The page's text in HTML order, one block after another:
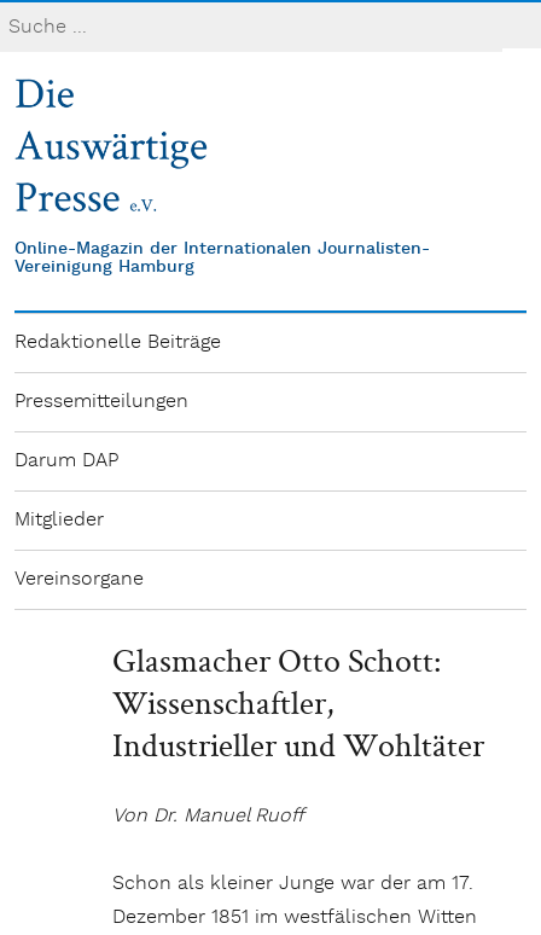
Online-Magazin der Internationalen Journalisten-
Vereinigung Hamburg
Redaktionelle Beiträge
Pressemitteilungen
Darum DAP
Mitglieder
Vereinsorgane
Glasmacher Otto Schott:
Wissenschaftler,
Industrieller und Wohltäter
Von Dr. Manuel Ruoff
Schon als kleiner Junge war der am 17.
Dezember 1851 im westfälischen Witten